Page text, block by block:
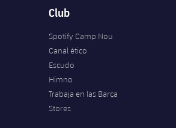
Club
Spotify Camp Nou
Canal ético
Escudo
Himno
Trabaja en las Barça
Stores